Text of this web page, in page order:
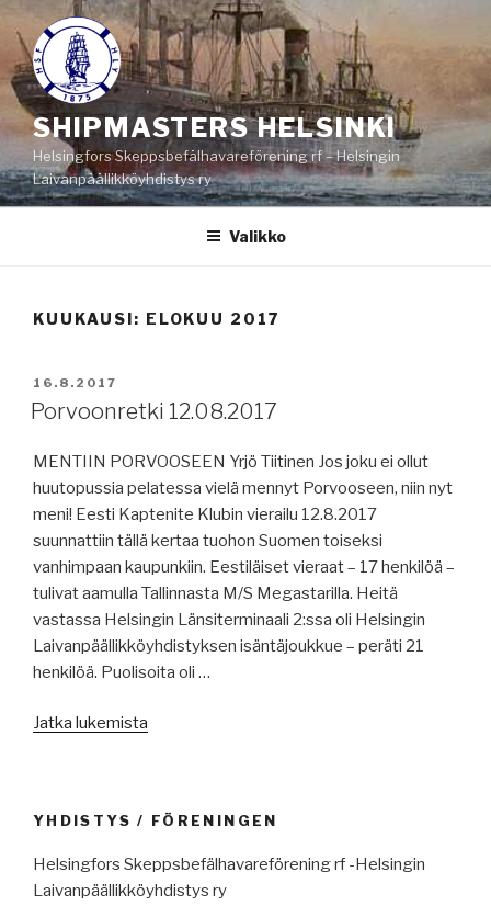
Siirry
sisältöön
SHIPMASTERS HELSINKI
Helsingfors Skeppsbefälhavareförening rf – Helsingin
Laivanpäällikköyhdistys ry
Valikko
KUUKAUSI: ELOKUU 2017
JULKAISTU
16.8.2017
Porvoonretki 12.08.2017
MENTIIN PORVOOSEEN Yrjö Tiitinen Jos joku ei ollut
huutopussia pelatessa vielä mennyt Porvooseen, niin nyt
meni! Eesti Kaptenite Klubin vierailu 12.8.2017
suunnattiin tällä kertaa tuohon Suomen toiseksi
vanhimpaan kaupunkiin. Eestiläiset vieraat – 17 henkilöä –
tulivat aamulla Tallinnasta M/S Megastarilla. Heitä
vastassa Helsingin Länsiterminaali 2:ssa oli Helsingin
Laivanpäällikköyhdistyksen isäntäjoukkue – peräti 21
henkilöä. Puolisoita oli …
Jatka lukemista
YHDISTYS / FÖRENINGEN
Helsingfors Skeppsbefälhavareförening rf -Helsingin
Laivanpäällikköyhdistys ry